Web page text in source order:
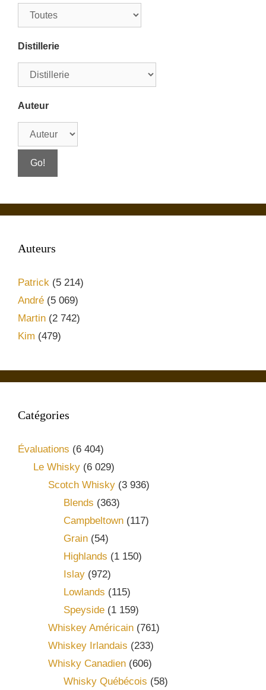
Distillerie
Auteur
Auteurs
Patrick (5 214)
André (5 069)
Martin (2 742)
Kim (479)
Catégories
Évaluations (6 404)
Le Whisky(6 029)
Scotch Whisky (3 936)
Blends (363)
Campbeltown(117)
Grain(54)
Highlands (1 150)
Islay(972)
Lowlands (115)
Speyside(1 159)
Whiskey Américain (761)
Whiskey Irlandais (233)
Whisky Canadien (606)
Whisky Québécois (58)